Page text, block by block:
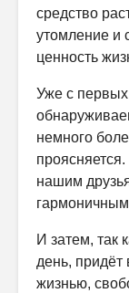
средство
утомление и
ценность
Уже с
немного
нашим
И затем, так
день,
жизнью,